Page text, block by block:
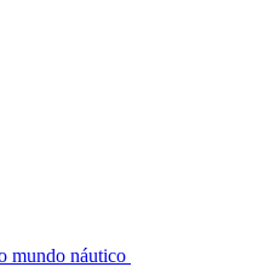
mundo náutico